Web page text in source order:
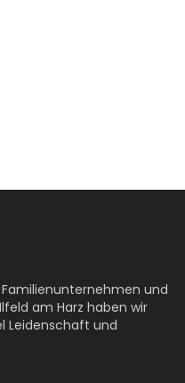
und
am Harz haben wir
Leidenschaft und